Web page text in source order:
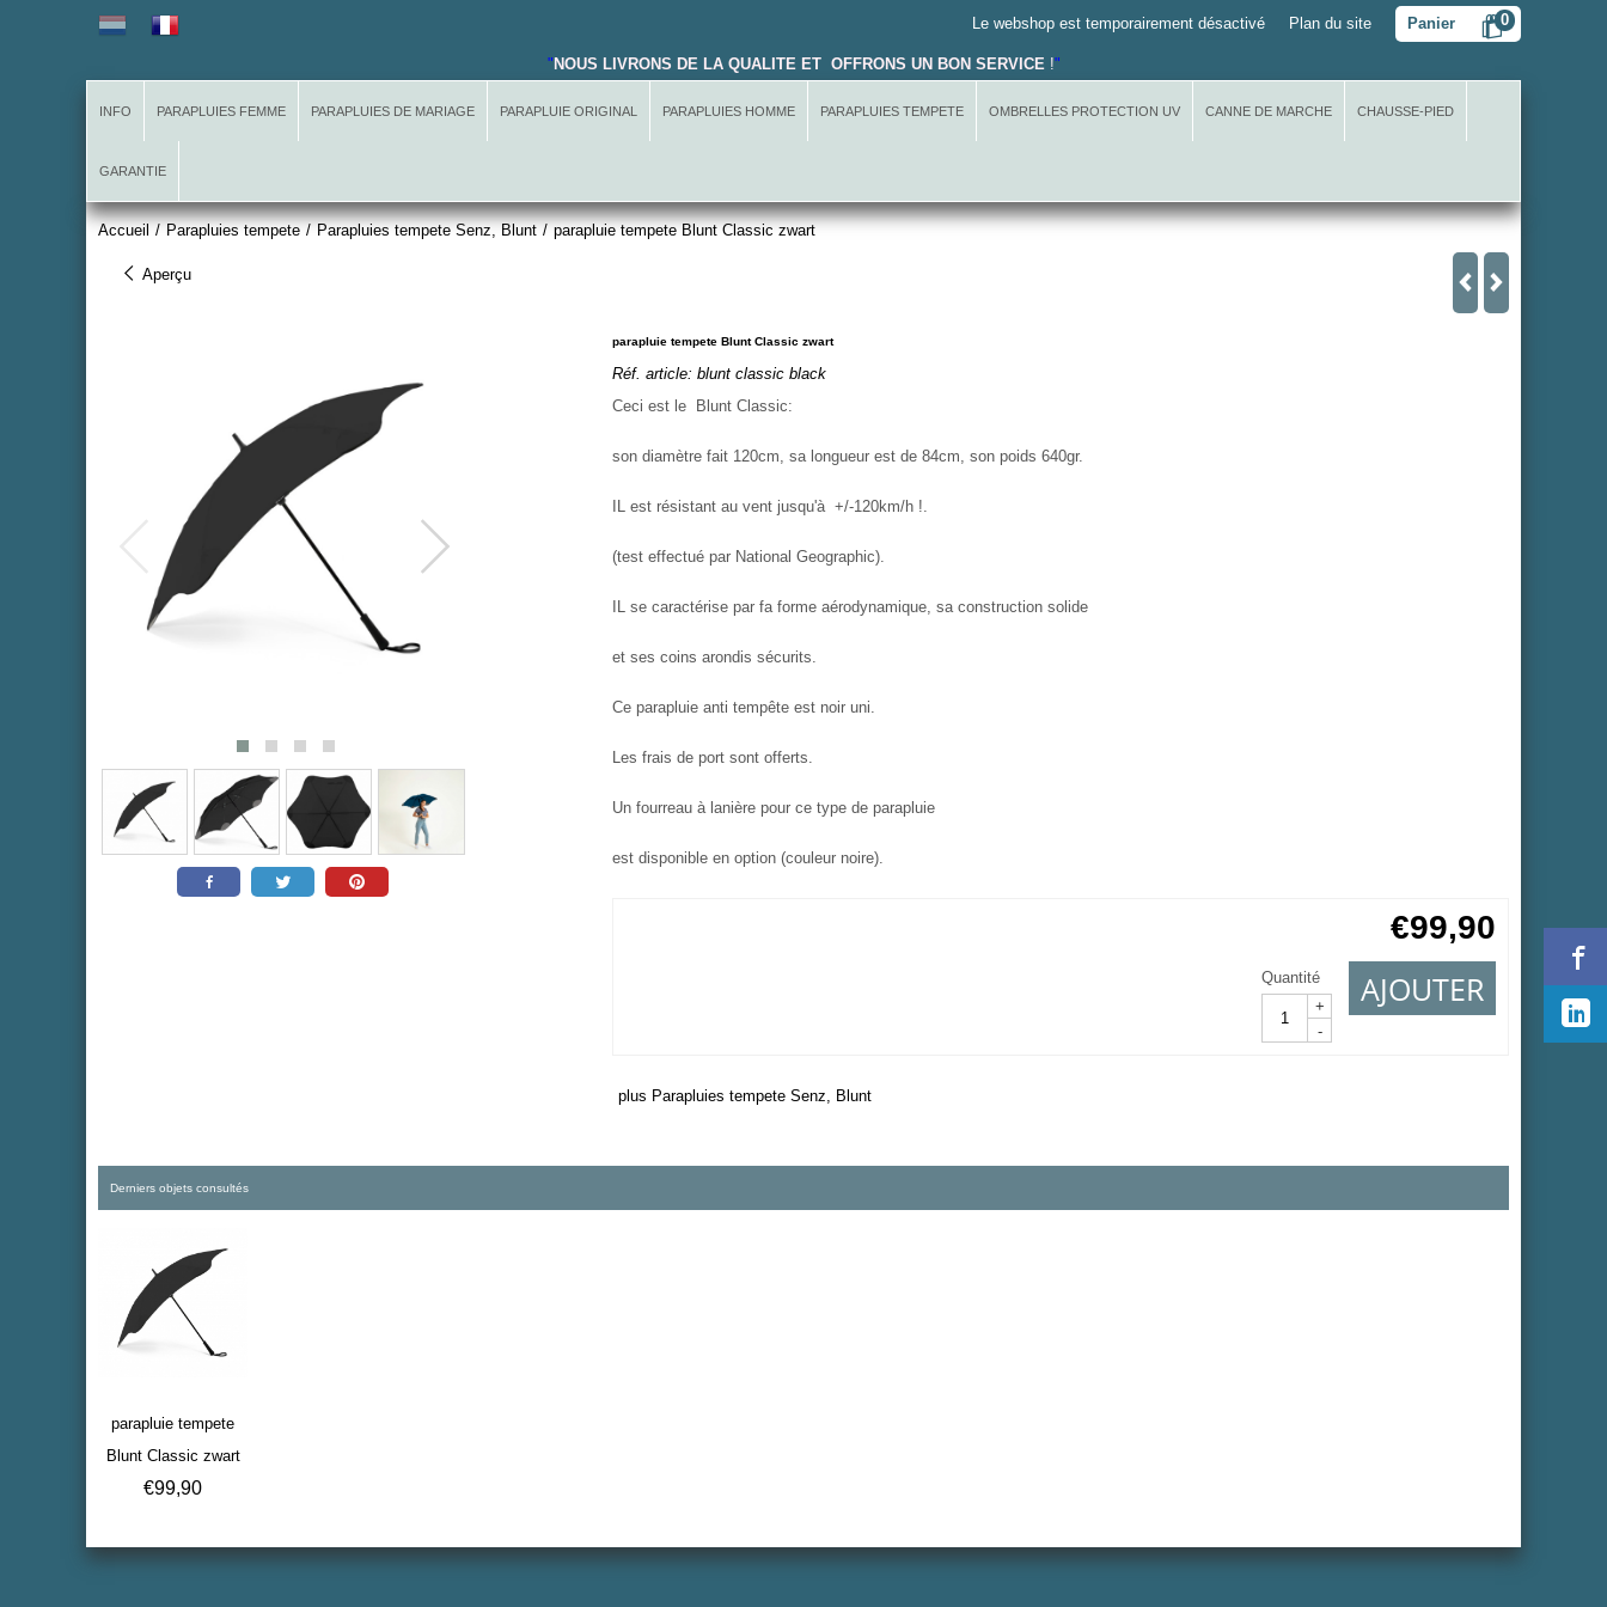
Panier 0
Le webshop est temporairement désactivé Plan du site
" NOUS LIVRONS DE LA QUALITE ET OFFRONS UN BON SERVICE !"
INFO PARAPLUIES FEMME PARAPLUIES DE MARIAGE PARAPLUIE ORIGINAL PARAPLUIES HOMME PARAPLUIES TEMPETE OMBRELLES PROTECTION UV CANNE DE MARCHE CHAUSSE-PIED
GARANTIE
Accueil / Parapluies tempete / Parapluies tempete Senz, Blunt / parapluie tempete Blunt Classic zwart
Aperçu
parapluie tempete Blunt Classic zwart
Réf. article: blunt classic black
Ceci est le Blunt Classic:
son diamètre fait 120cm, sa longueur est de 84cm, son poids 640gr.
IL est résistant au vent jusqu'à +/-120km/h !.
(test effectué par National Geographic).
IL se caractérise par fa forme aérodynamique, sa construction solide
et ses coins arondis sécurits.
Ce parapluie anti tempête est noir uni.
Les frais de port sont offerts.
Un fourreau à lanière pour ce type de parapluie
est disponible en option (couleur noire).
€99,90
Quantité
+
-
AJOUTER
plus Parapluies tempete Senz, Blunt
Derniers objets consultés
parapluie tempete
Blunt Classic zwart
€99,90